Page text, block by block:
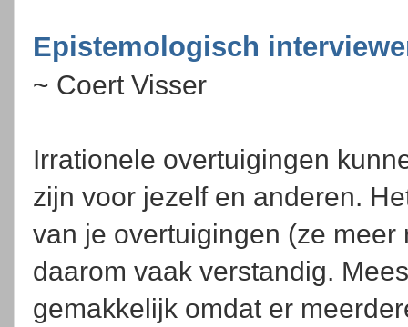
Epistemologisch
~ Coert Visser
Irrationele overtuigingen
zijn voor jezelf en anderen.
van je overtuigingen (ze
daarom vaak verstandig.
gemakkelijk omdat er